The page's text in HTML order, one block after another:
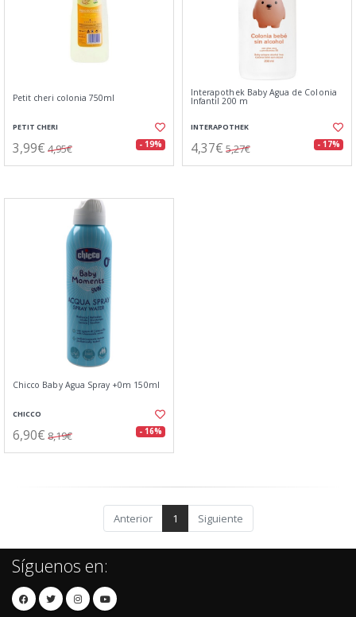
Petit cheri colonia 750ml
PETIT CHERI
3,99€ 4,95€ - 19%
Interapothek Baby Agua de Colonia
Infantil 200 m
INTERAPOTHEK
4,37€ 5,27€ - 17%
Chicco Baby Agua Spray +0m 150ml
CHICCO
6,90€ 8,19€ - 16%
Anterior 1 Siguiente
Síguenos en: